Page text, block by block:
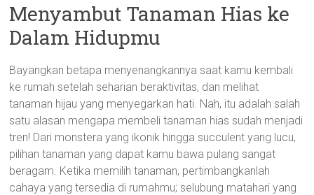
Menyambut Tanaman Hias ke
Dalam Hidupmu
Bayangkan betapa menyenangkannya saat kamu kembali
ke rumah setelah seharian beraktivitas, dan melihat
tanaman hijau yang menyegarkan hati. Nah, itu adalah salah
satu alasan mengapa membeli tanaman hias sudah menjadi
tren! Dari monstera yang ikonik hingga succulent yang lucu,
pilihan tanaman yang dapat kamu bawa pulang sangat
beragam. Ketika memilih tanaman, pertimbangkanlah
cahaya yang tersedia di rumahmu; selubung matahari yang